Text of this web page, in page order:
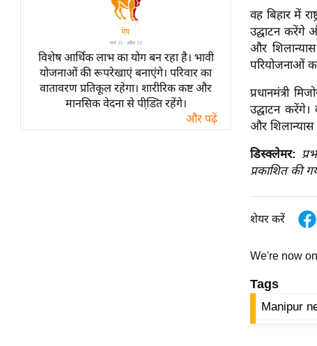
व्रत
त्योहार
राशिफल
विश्लेषण
विशेष आर्थिक लाभ का योग बन रहा है। भावी
योजनाओं की रूपरेखाएं बनाएंगे। परिवार का
वातावरण प्रतिकूल रहेगा। शारीरिक कष्ट और
मानसिक वेदना से पीडि़त रहेंगे।
और पढ़ें
वह बिहार में
उद्घाटन करेंगे
और
परियोजनाओं
प्रधानमंत्री
उद्घाटन
और शिलान्यास
डिस्क्लेमर:
प्रकाशित की
शेयर करें
We're now
Tags
Manipur